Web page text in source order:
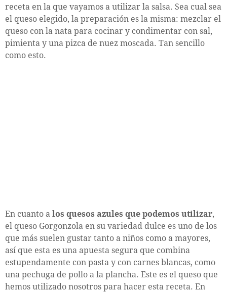
receta en la que vayamos a utilizar la salsa. Sea cual sea
el queso elegido, la preparación es la misma: mezclar el
queso con la nata para cocinar y condimentar con sal,
pimienta y una pizca de nuez moscada. Tan sencillo
como esto.
En cuanto a los quesos azules que podemos utilizar,
el queso Gorgonzola en su variedad dulce es uno de los
que más suelen gustar tanto a niños como a mayores,
así que esta es una apuesta segura que combina
estupendamente con pasta y con carnes blancas, como
una pechuga de pollo a la plancha. Este es el queso que
hemos utilizado nosotros para hacer esta receta. En